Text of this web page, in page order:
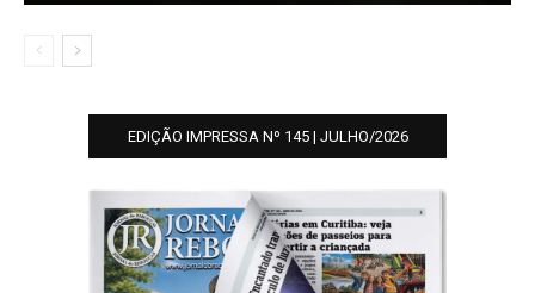
EDIÇÃO IMPRESSA Nº 145 | JULHO/2026